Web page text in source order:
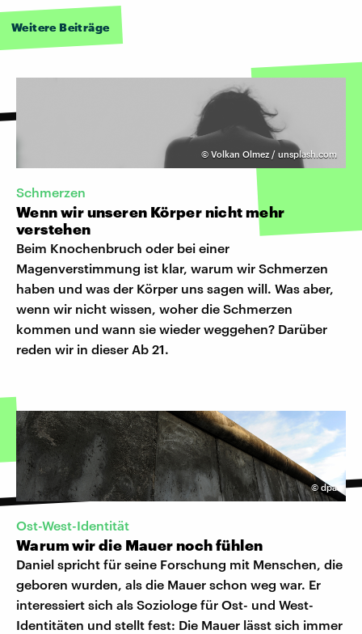
Weitere Beiträge
© Volkan Olmez / unsplash.com
Schmerzen
Wenn wir unseren Körper nicht mehr
verstehen
Beim Knochenbruch oder bei einer
Magenverstimmung ist klar, warum wir Schmerzen
haben und was der Körper uns sagen will. Was aber,
wenn wir nicht wissen, woher die Schmerzen
kommen und wann sie wieder weggehen? Darüber
reden wir in dieser Ab 21.
© dpa
Ost-West-Identität
Warum wir die Mauer noch fühlen
Daniel spricht für seine Forschung mit Menschen, die
geboren wurden, als die Mauer schon weg war. Er
interessiert sich als Soziologe für Ost- und West-
Identitäten und stellt fest: Die Mauer lässt sich immer